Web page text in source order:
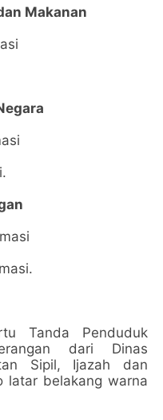
Makanan
Tanda Penduduk
dari Dinas
Sipil, Ijazah dan
latar belakang warna